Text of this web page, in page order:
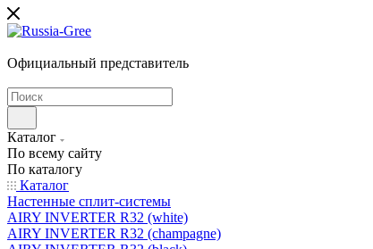
Официальный представитель
Каталог
По всему сайту
По каталогу
Каталог
Настенные сплит-системы
AIRY INVERTER R32 (white)
AIRY INVERTER R32 (champagne)